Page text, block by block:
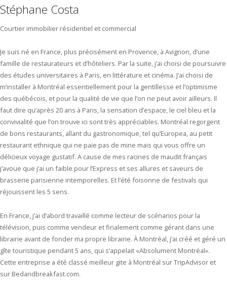
Stéphane Costa
Courtier immobilier résidentiel et commercial
Je suis né en France, plus précisément en Provence, à Avignon, d’une
famille de restaurateurs et d’hôteliers. Par la suite, j’ai choisi de poursuivre
des études universitaires à Paris, en littérature et cinéma. J’ai choisi de
m’installer à Montréal essentiellement pour la gentillesse et l’optimisme
des québécois, et pour la qualité de vie que l’on ne peut avoir ailleurs. Il
faut dire qu’après 20 ans à Paris, la sensation d’espace, le ciel bleu et la
convivialité que l’on trouve ici sont très appréciables. Montréal regorgent
de bons restaurants, allant du gastronomique, tel qu’Europea, au petit
restaurant ethnique qui ne paie pas de mine mais qui vous offre un
délicieux voyage gustatif. A cause de mes racines de maudit français
j’avoue que j’ai un faible pour l’Express et ses allures et saveurs de
brasserie parisienne intemporelles. Et l’été foisonne de festivals qui
réjouissent les 5 sens.
En France, j’ai d’abord travaillé comme lecteur de scénarios pour la
télévision, puis comme vendeur et finalement comme gérant dans une
librairie avant de fonder ma propre librairie. À Montréal, j’ai créé et géré un
gîte touristique pendant 5 ans, qui s’appelait «Absolument Montréal».
Cette entreprise a été classé meilleur gite à Montréal sur TripAdvisor et
sur Bedandbreakfast.com.